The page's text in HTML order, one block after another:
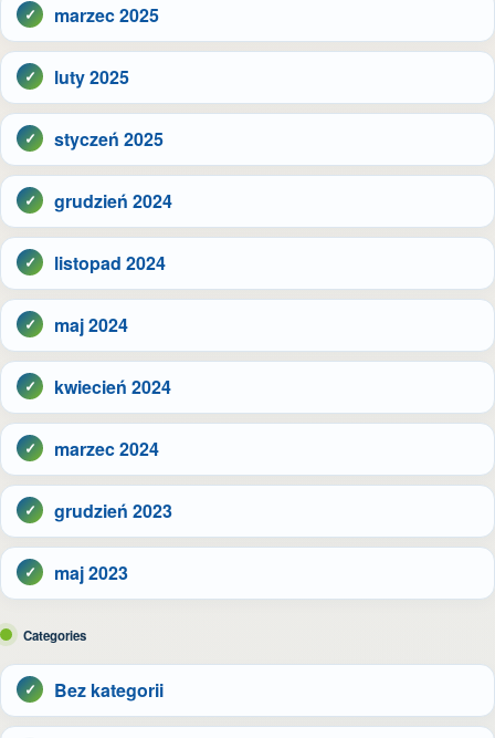
marzec 2025
luty 2025
styczeń 2025
grudzień 2024
listopad 2024
maj 2024
kwiecień 2024
marzec 2024
grudzień 2023
maj 2023
Categories
Bez kategorii